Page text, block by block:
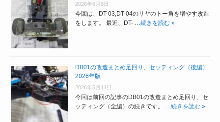
2026年6月8日
今回は、DT-03,DT-04のリヤのトー角を増やす改造
をします。 最近、DT- …続きを読む »
DB01の改造まとめ足回り、セッティング（後編）
2026年版
2026年5月11日
今回は前回の記事のDB01の改造まとめ足回り、セ
ッティング（全編）の続きです。 …続きを読む »